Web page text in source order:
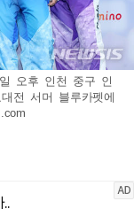
오후 인천 중구 인
전 서머 블루카펫에